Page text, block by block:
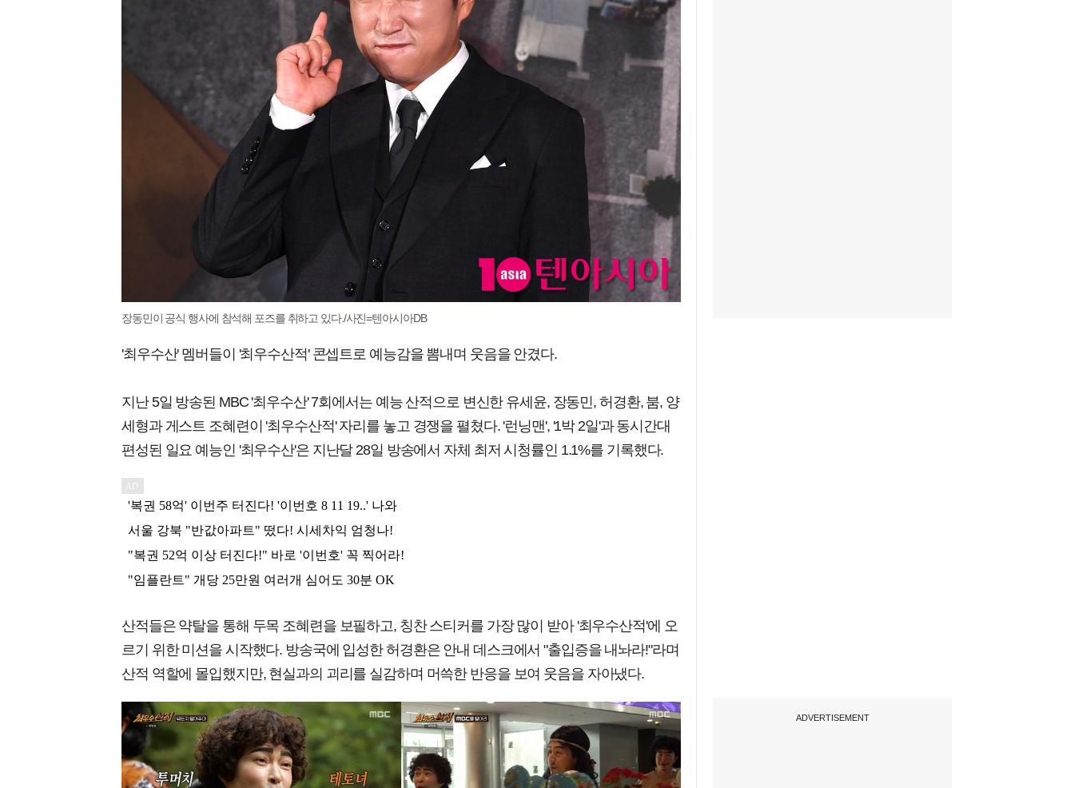
장동민이 공식 행사에 참석해 포즈를 취하고 있다./사진=텐아시아DB
'최우수산' 멤버들이 '최우수산적' 콘셉트로 예능감을 뽐내며 웃음을 안겼다.
지난 5일 방송된 MBC '최우수산' 7회에서는 예능 산적으로 변신한 유세윤, 장동민, 허경환, 붐, 양
세형과 게스트 조혜련이 '최우수산적' 자리를 놓고 경쟁을 펼쳤다. '런닝맨', '1박 2일'과 동시간대
편성된 일요 예능인 '최우수산'은 지난달 28일 방송에서 자체 최저 시청률인 1.1%를 기록했다.
산적들은 약탈을 통해 두목 조혜련을 보필하고, 칭찬 스티커를 가장 많이 받아 '최우수산적'에 오
르기 위한 미션을 시작했다. 방송국에 입성한 허경환은 안내 데스크에서 "출입증을 내놔라!"라며
산적 역할에 몰입했지만, 현실과의 괴리를 실감하며 머쓱한 반응을 보여 웃음을 자아냈다.
ADVERTISEMENT